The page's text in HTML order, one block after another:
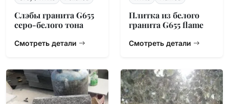
Слэбы гранита G655
серо-белого тона
Смотреть детали
Плитка из белого
гранита G655 flame
Смотреть детали